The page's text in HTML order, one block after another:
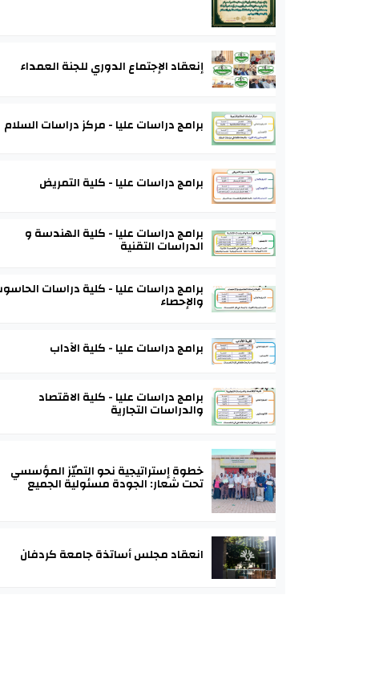
إنعقاد الإجتماع الدوري للجنة العمداء
برامج دراسات عليا - مركز دراسات السلام
برامج دراسات عليا - كلية التمريض
برامج دراسات عليا - كلية الهندسة و
الدراسات التقنية
برامج دراسات عليا - كلية دراسات
والإحصاء
برامج دراسات عليا - كلية الآداب
برامج دراسات عليا - كلية الاقتصاد
والدراسات التجارية
خطوة إستراتيجية نحو التميّز المؤسسي
تحت شعار: الجودة مسئولية الجميع
انعقاد مجلس أساتذة جامعة كردفان